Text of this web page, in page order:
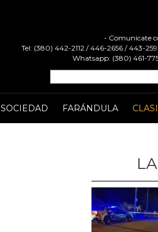
- Comunicate
Tel: (380) 442-2112 / 446-2656 / 443-
Whatsapp: (380) 461-
SOCIEDAD FARÁNDULA